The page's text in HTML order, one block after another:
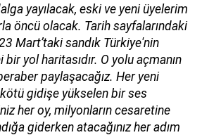
yayılacak, eski ve yeni üyelerim
öncü olacak. Tarih sayfalarındaki
Mart’taki sandık Türkiye'nin
bir yol haritasıdır. O yolu açmanın
paylaşacağız. Her yeni
gidişe yükselen bir ses
her oy, milyonların cesaretine
giderken atacağınız her adım